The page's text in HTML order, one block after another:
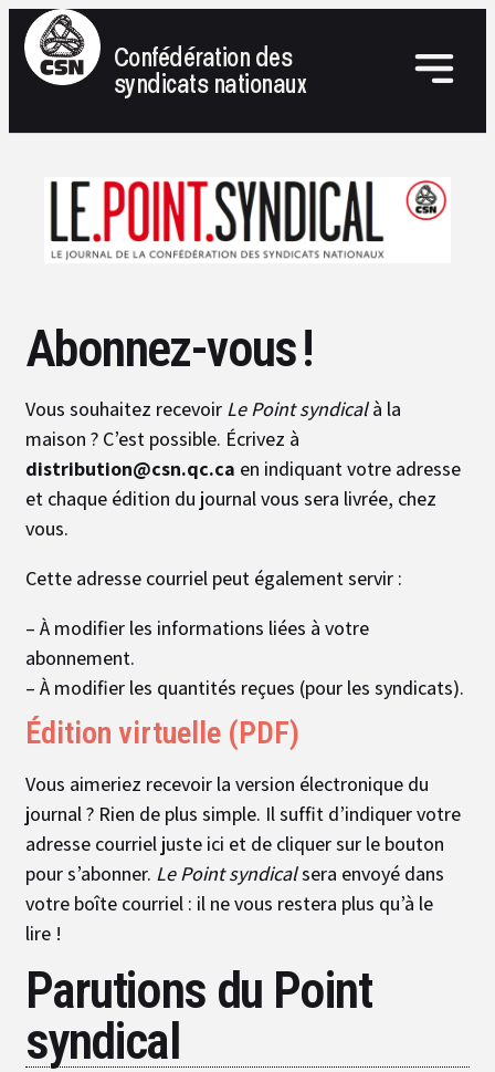
Confédération des
syndicats nationaux
Abonnez-vous !
Vous souhaitez recevoir Le Point syndicalà la
maison ? C’est possible. Écrivez à
distribution@csn.qc.ca en indiquant votre adresse
et chaque édition du journal vous sera livrée, chez
vous.
Cette adresse courriel peut également servir :
– À modifier les informations liées à votre
abonnement.
– À modifier les quantités reçues (pour les syndicats).
Édition virtuelle (PDF)
Vous aimeriez recevoir la version électronique du
journal ? Rien de plus simple. Il suffit d’indiquer votre
adresse courriel juste ici et de cliquer sur le bouton
pour s’abonner. Le Point syndicalsera envoyé dans
votre boîte courriel : il ne vous restera plus qu’à le
lire !
Parutions du Point
syndical